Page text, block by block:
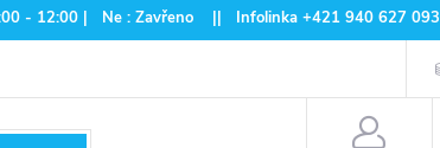
- 12:00 | Ne : Zavřeno || Infolinka +421 940 627 093